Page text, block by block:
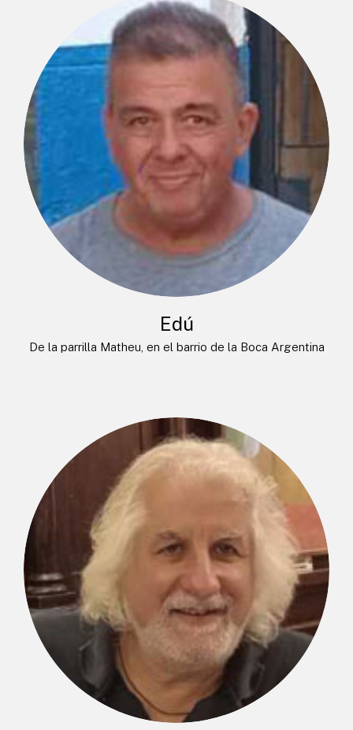
Edú
De la parrilla Matheu, en el barrio de la Boca Argentina